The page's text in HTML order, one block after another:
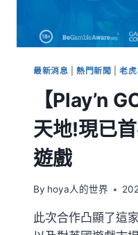
最新消息 |熱門新聞 |老
【Play’n
天地!現已
遊戲
By hoya人的世界
此次合作凸顯了這